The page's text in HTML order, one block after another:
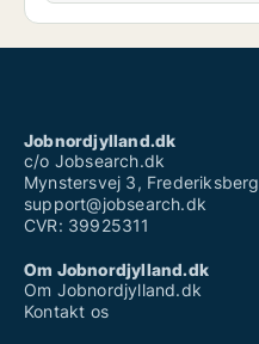
Jobnordjylland.dk
c/o Jobsearch.dk
Mynstersvej 3, Frederiksberg
support@jobsearch.dk
CVR: 39925311
Om Jobnordjylland.dk
Om Jobnordjylland.dk
Kontakt os